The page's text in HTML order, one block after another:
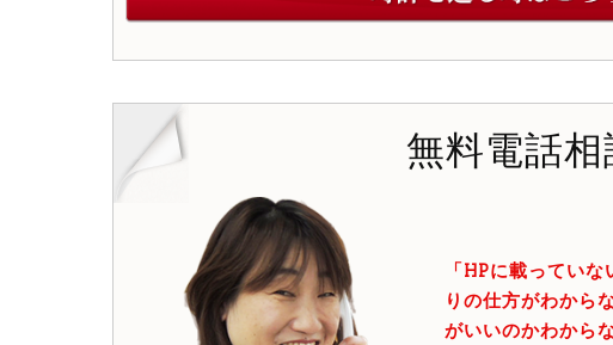
無料電話相
「HPに載ってい
りの仕方がわから
がいいのかわから